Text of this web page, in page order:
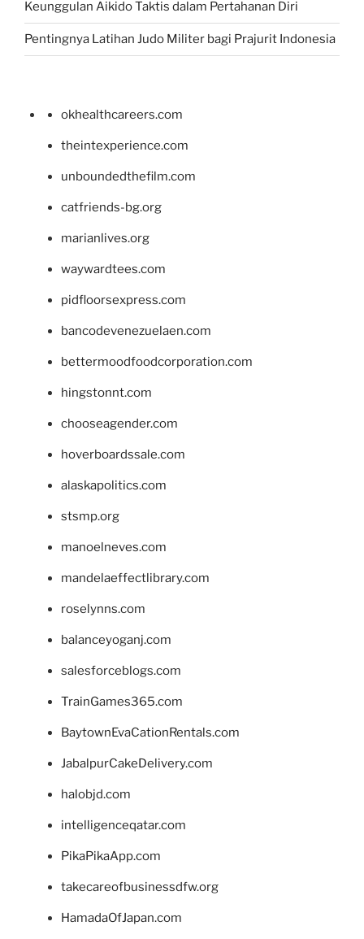
Keunggulan Aikido Taktis dalam Pertahanan Diri
Pentingnya Latihan Judo Militer bagi Prajurit Indonesia
okhealthcareers.com
theintexperience.com
unboundedthefilm.com
catfriends-bg.org
marianlives.org
waywardtees.com
pidfloorsexpress.com
bancodevenezuelaen.com
bettermoodfoodcorporation.com
hingstonnt.com
chooseagender.com
hoverboardssale.com
alaskapolitics.com
stsmp.org
manoelneves.com
mandelaeffectlibrary.com
roselynns.com
balanceyoganj.com
salesforceblogs.com
TrainGames365.com
BaytownEvaCationRentals.com
JabalpurCakeDelivery.com
halobjd.com
intelligenceqatar.com
PikaPikaApp.com
takecareofbusinessdfw.org
HamadaOfJapan.com